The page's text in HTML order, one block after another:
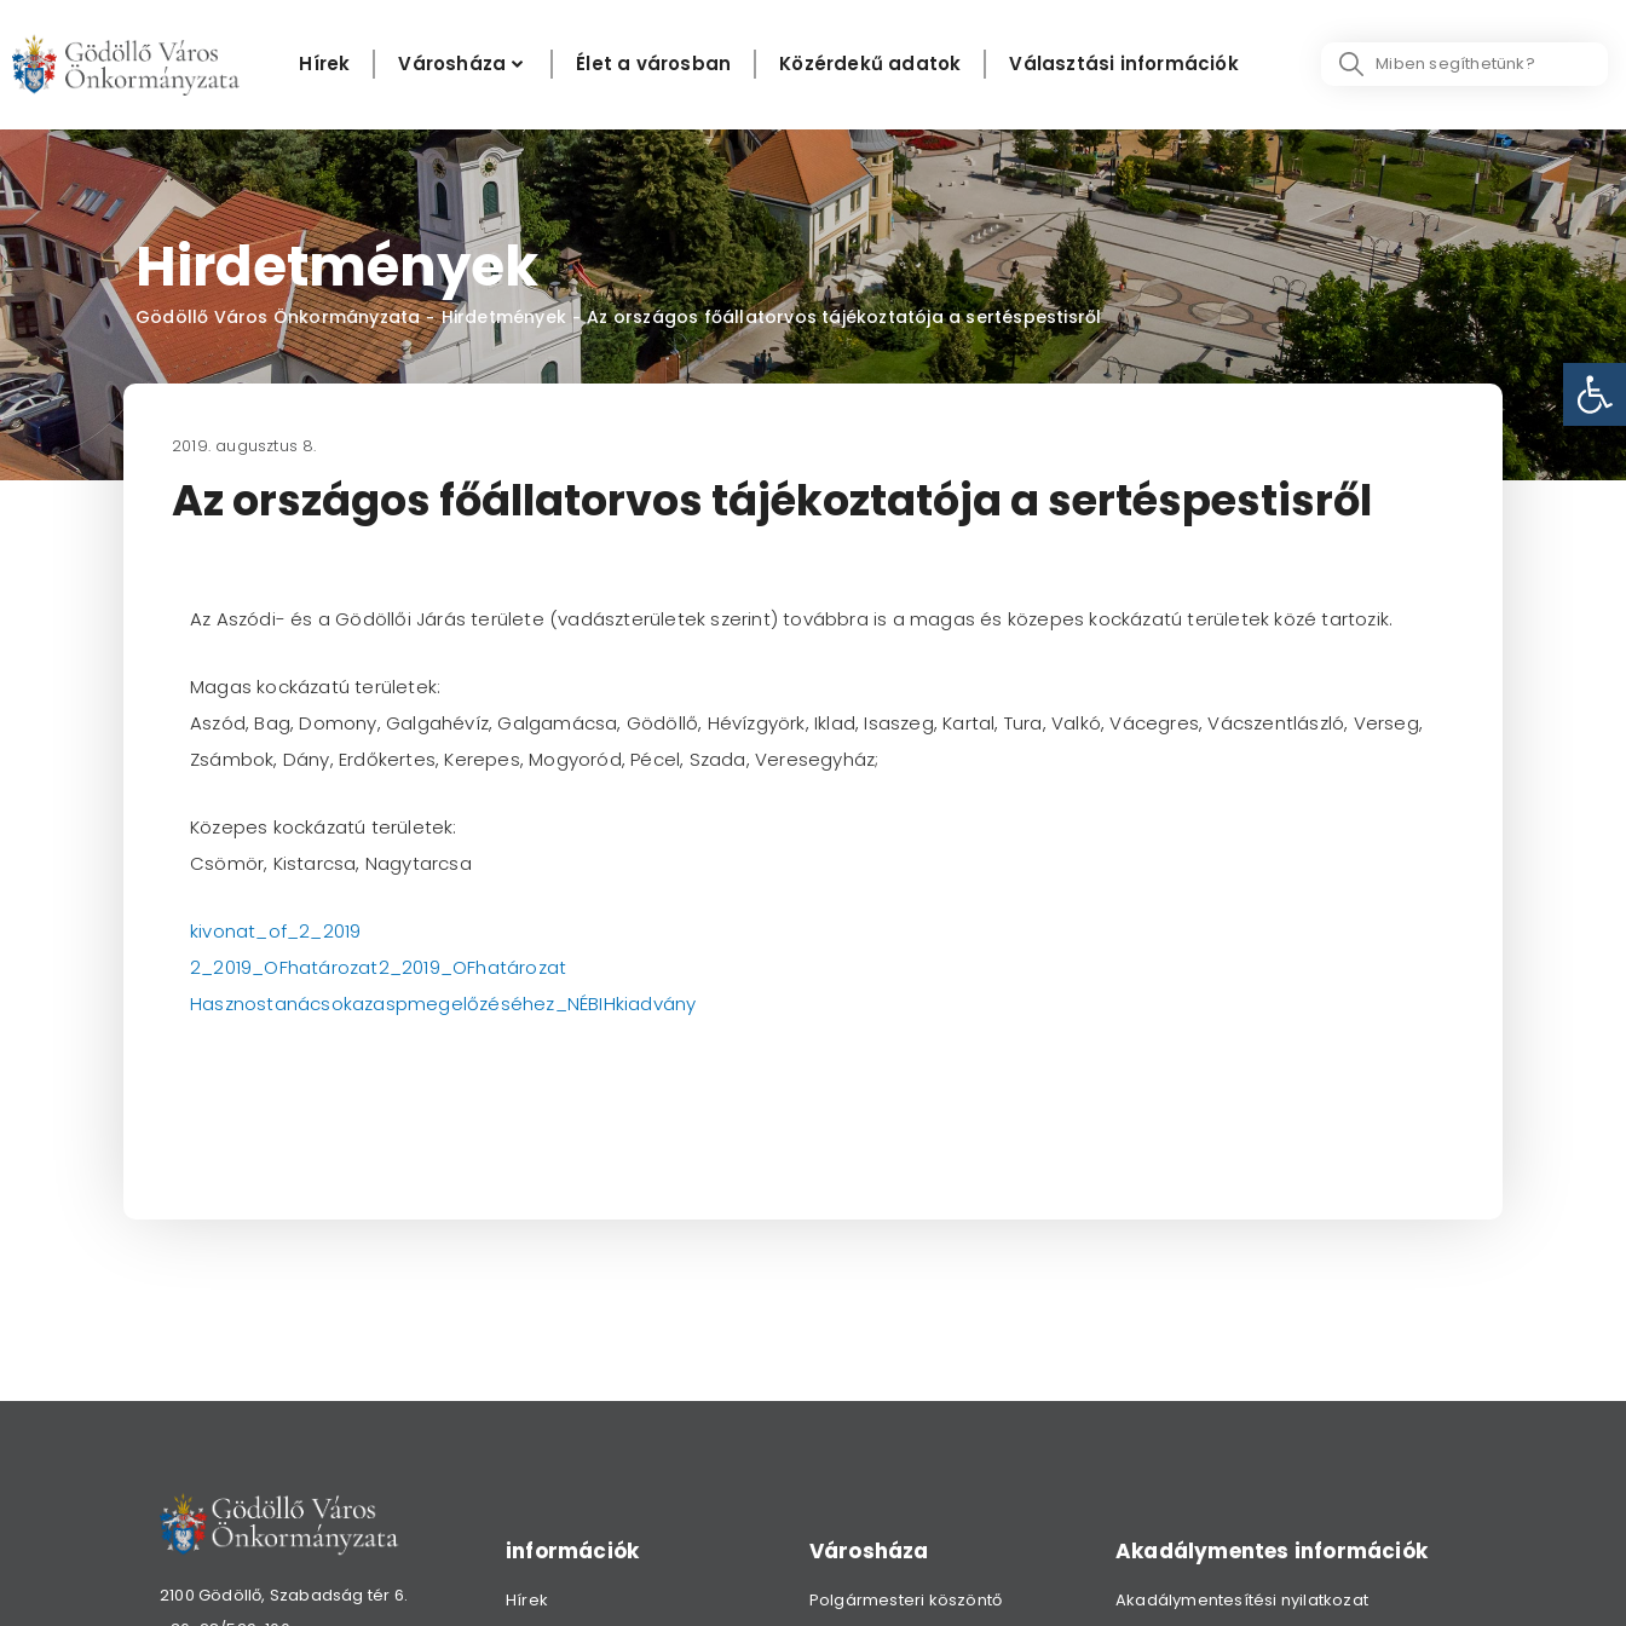
content
Hírek Városháza Élet a városban Közérdekű adatok Választási információk
Search
Hirdetmények
Gödöllő Város Önkormányzata - Hirdetmények - Az országos főállatorvos tájékoztatója a sertéspestisről
2019. augusztus 8.
Az országos főállatorvos tájékoztatója a sertéspestisről
Az Aszódi- és a Gödöllői Járás területe (vadászterületek szerint) továbbra is a magas és közepes kockázatú területek közé tartozik.
Magas kockázatú területek:
Aszód, Bag, Domony, Galgahévíz, Galgamácsa, Gödöllő, Hévízgyörk, Iklad, Isaszeg, Kartal, Tura, Valkó, Vácegres, Vácszentlászló, Verseg,
Zsámbok, Dány, Erdőkertes, Kerepes, Mogyoród, Pécel, Szada, Veresegyház;
Közepes kockázatú területek:
Csömör, Kistarcsa, Nagytarcsa
kivonat_of_2_2019
2_2019_OFhatározat2_2019_OFhatározat
Hasznostanácsokazaspmegelőzéséhez_NÉBIHkiadvány
2100 Gödöllő, Szabadság tér 6.
információk
Hírek
Városháza
Polgármesteri köszöntő
Akadálymentes információk
Akadálymentesítési nyilatkozat